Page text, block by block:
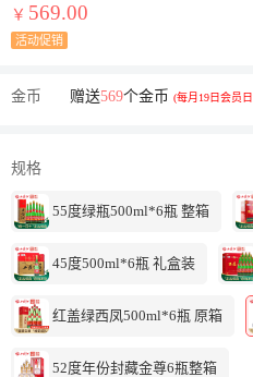
￥ 569.00
活动促销
金币 赠送569个金币 (每月19日会员
规格
55度绿瓶500ml*6瓶 整箱
45度500ml*6瓶 礼盒装
红盖绿西凤500ml*6瓶 原箱
52度年份封藏金尊6瓶整箱